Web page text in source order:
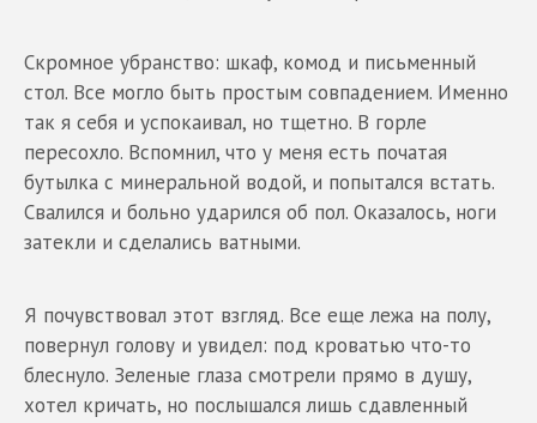
Скромное убранство: шкаф, комод и письменный
стол. Все могло быть простым совпадением. Именно
так я себя и успокаивал, но тщетно. В горле
пересохло. Вспомнил, что у меня есть початая
бутылка с минеральной водой, и попытался встать.
Свалился и больно ударился об пол. Оказалось, ноги
затекли и сделались ватными.
Я почувствовал этот взгляд. Все еще лежа на полу,
повернул голову и увидел: под кроватью что-то
блеснуло. Зеленые глаза смотрели прямо в душу,
хотел кричать, но послышался лишь сдавленный